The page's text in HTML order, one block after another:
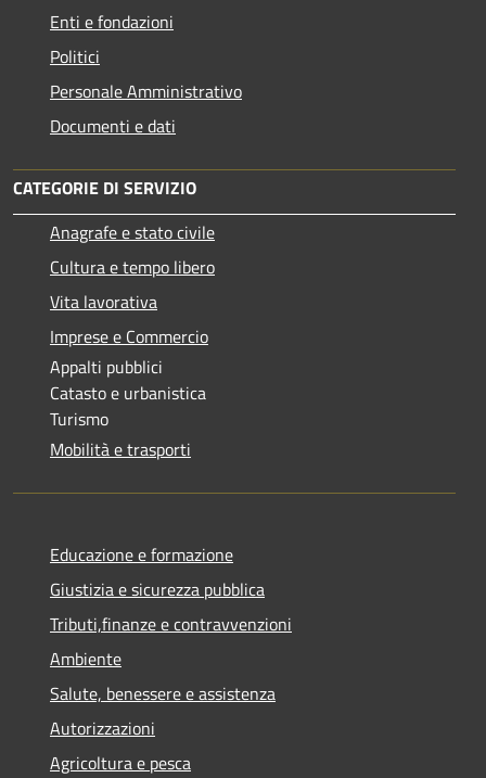
Enti e fondazioni
Politici
Personale Amministrativo
Documenti e dati
CATEGORIE DI SERVIZIO
Anagrafe e stato civile
Cultura e tempo libero
Vita lavorativa
Imprese e Commercio
Appalti pubblici
Catasto e urbanistica
Turismo
Mobilità e trasporti
Educazione e formazione
Giustizia e sicurezza pubblica
Tributi,finanze e contravvenzioni
Ambiente
Salute, benessere e assistenza
Autorizzazioni
Agricoltura e pesca